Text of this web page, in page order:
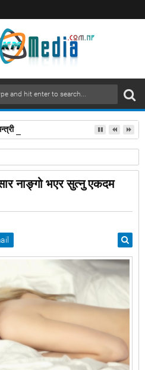
देउवाको तयारी
नाङ्गो भएर सुत्नु एकदम